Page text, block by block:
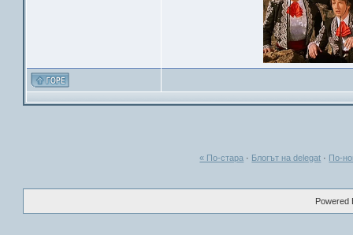
« По-стара · Блогът на delegat · По-
Powered